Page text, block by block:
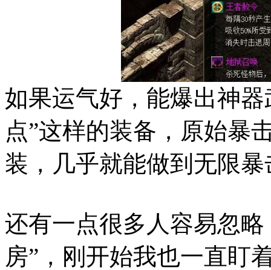
如果运气好，能爆出神
点”这样的装备，原始暴
装，几乎就能做到无限
还有一点很多人容易忽
房”，刚开始我也一直盯